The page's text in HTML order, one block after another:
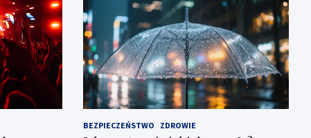
BEZPIECZEŃSTWO ZDROWIE